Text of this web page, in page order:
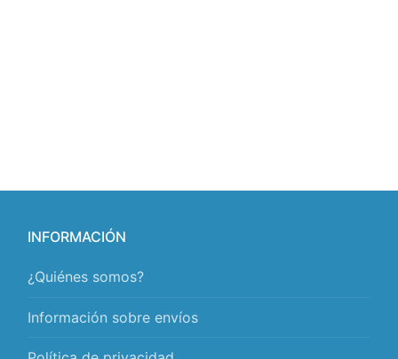
INFORMACIÓN
¿Quiénes somos?
Información sobre envíos